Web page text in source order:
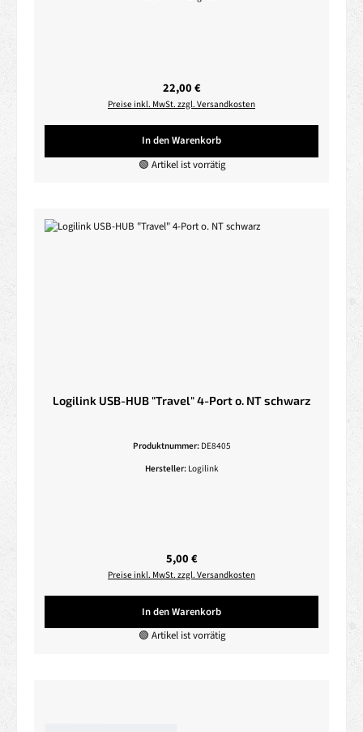
Regulärer Preis:
22,00 €
Preise inkl. MwSt. zzgl. Versandkosten
In den Warenkorb
🟢 Artikel ist vorrätig
Logilink USB-HUB "Travel" 4-Port o. NT schwarz
Produktnummer: DE8405
Hersteller: Logilink
Regulärer Preis:
5,00 €
Preise inkl. MwSt. zzgl. Versandkosten
In den Warenkorb
🟢 Artikel ist vorrätig